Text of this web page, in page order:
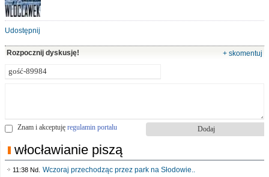
Udostępnij
Rozpocznij dyskusję! + skomentuj
Znam i akceptuję regulamin portalu
włocławianie piszą
11:38 Nd. Wczoraj przechodząc przez park na Słodowie..